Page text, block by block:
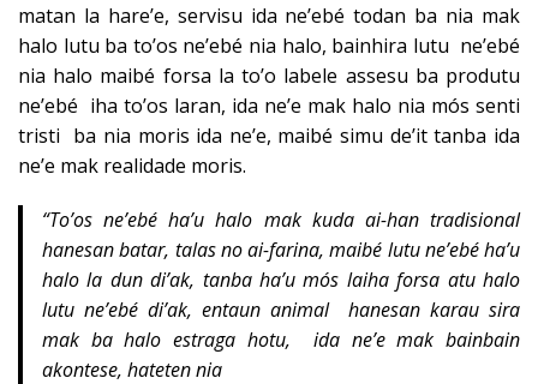
matan la hare’e, servisu ida ne’ebé todan ba nia mak
halo lutu ba to’os ne’ebé nia halo, bainhira lutu ne’ebé
nia halo maibé forsa la to’o labele assesu ba produtu
ne’ebé iha to’os laran, ida ne’e mak halo nia mós senti
tristi ba nia moris ida ne’e, maibé simu de’it tanba ida
ne’e mak realidade moris.
“To’os ne’ebé ha’u halo mak kuda ai-han tradisional
hanesan batar, talas no ai-farina, maibé lutu ne’ebé ha’u
halo la dun di’ak, tanba ha’u mós laiha forsa atu halo
lutu ne’ebé di’ak, entaun animal hanesan karau sira
mak ba halo estraga hotu, ida ne’e mak bainbain
akontese, hateten nia